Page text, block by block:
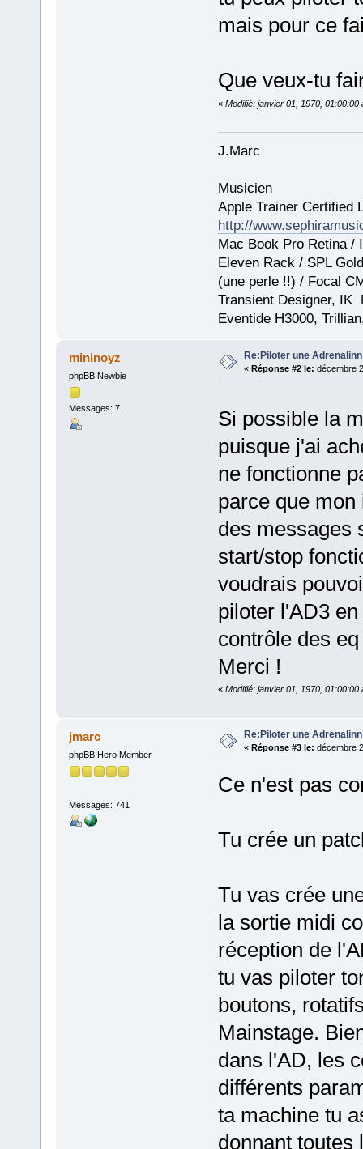
mais pour ce
Que veux-tu
« Modifié: janvier 01, 1970, 01:00:00
J.Marc
Musicien
Apple Trainer Certified
http://
Mac Book Pro Retina /
Eleven Rack / SPL
(une perle !!) / Focal
Transient Designer, IK
Eventide H3000,
mininoyz
phpBB Newbie
Messages: 7
Re:Piloter une
« Réponse #2 le: décembre
Si possible la
puisque j'ai
ne fonctionne
parce que
des messages
start/stop
voudrais
piloter l'AD3
contrôle des
Merci !
« Modifié: janvier 01, 1970, 01:00:00
jmarc
phpBB Hero Member
Messages: 741
Re:Piloter une
« Réponse #3 le: décembre
Ce n'est pas
Tu crée un
Tu vas crée
la sortie midi
réception de
tu vas piloter
boutons,
Mainstage.
dans l'AD, les
différents
ta machine tu
donnant toutes